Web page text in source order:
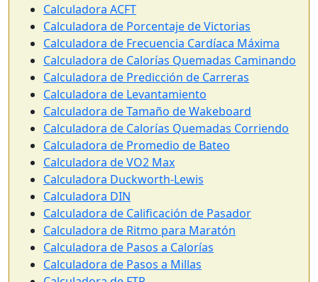
Calculadora ACFT
Calculadora de Porcentaje de Victorias
Calculadora de Frecuencia Cardíaca Máxima
Calculadora de Calorías Quemadas Caminando
Calculadora de Predicción de Carreras
Calculadora de Levantamiento
Calculadora de Tamaño de Wakeboard
Calculadora de Calorías Quemadas Corriendo
Calculadora de Promedio de Bateo
Calculadora de VO2 Max
Calculadora Duckworth-Lewis
Calculadora DIN
Calculadora de Calificación de Pasador
Calculadora de Ritmo para Maratón
Calculadora de Pasos a Calorías
Calculadora de Pasos a Millas